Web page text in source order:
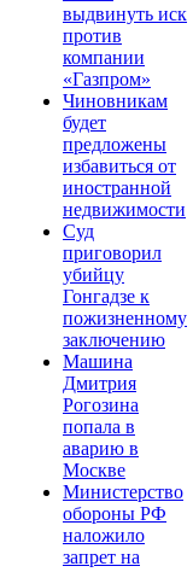
выдвинуть иск
против
компании
«Газпром»
Чиновникам
будет
предложены
избавиться от
иностранной
недвижимости
Суд
приговорил
убийцу
Гонгадзе к
пожизненному
заключению
Машина
Дмитрия
Рогозина
попала в
аварию в
Москве
Министерство
обороны РФ
наложило
запрет на